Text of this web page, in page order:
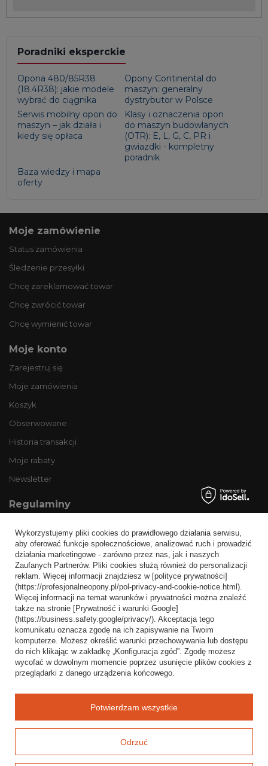
Poradniki eksperckie
Opona 480/85R38
(18.4R38): jakie modele
wybrać do ciągnika
Opony Continental do
maszyn: generalny
dystrybutor w Polsce
Serwis mobilny opon do
maszyn – jak działa i
kiedy się opłaca
Klasy i oznaczenia opon
do maszyn budowlanych
(OTR): E, L, G, C, PR i
gwiazdki - kompletny
poradnik
Baza wiedzy i mapa
oferty
Moje zamówienie
Status zamówienia
Śledzenie przesyłki
Chcę zareklamować towar
Chcę zwrócić towar
Chcę wymienić towar
Moje konto
Zarejestruj się
Moje zamówienia
Koszyk
Obserwowane
Historia transakcji
Moje rabaty
Newsletter
Regulaminy
Wysyłka
Sposoby płatności i prowizje
Regulamin
Polityka prywatności
Odstąpienie od umowy
Popularne kategorie
Opony bezdętkowe
Opony dętkowe
Wykorzystujemy pliki cookies do prawidłowego działania serwisu,
aby oferować funkcje społecznościowe, analizować ruch i prowadzić
działania marketingowe - zarówno przez nas, jak i naszych
Zaufanych Partnerów. Pliki cookies służą również do personalizacji
reklam. Więcej informacji znajdziesz w [polityce prywatności]
(https://profesjonalneopony.pl/pol-privacy-and-cookie-notice.html).
Więcej informacji na temat warunków i prywatności można znaleźć
także na stronie [Prywatność i warunki Google]
(https://business.safety.google/privacy/). Akceptacja tego
komunikatu oznacza zgodę na ich zapisywanie na Twoim
komputerze. Możesz określić warunki przechowywania lub dostępu
do nich klikając w zakładkę „Konfiguracja zgód”. Zgodę możesz
wycofać w dowolnym momencie poprzez usunięcie plików cookies z
przeglądarki z danego urządzenia końcowego.
Odrzuć
Potwierdzam wszystkie